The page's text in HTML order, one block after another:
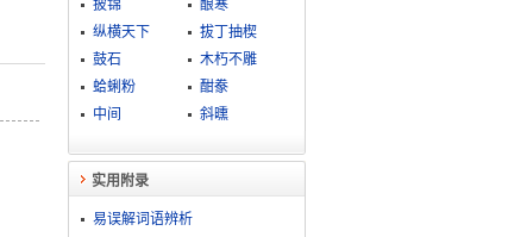
披锦
酿寒
纵横天下
拔丁抽楔
鼓石
木朽不雕
蛤蜊粉
酣豢
中间
斜曛
实用附录
易误解词语辨析